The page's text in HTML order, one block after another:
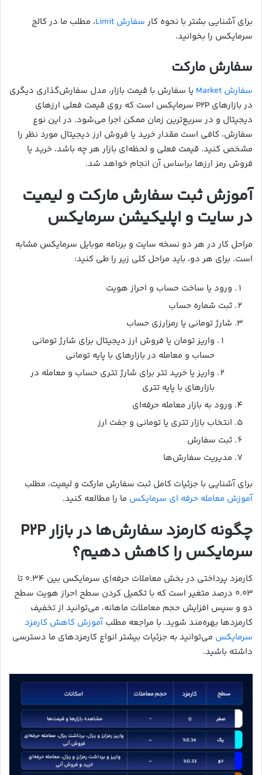
برای آشنایی بشتر با نحوه کار سفارش Limit
، مطلب ما در کالج
سرمایکس را بخوانید.
سفارش مارکت
سفارش Market
یا سفارش با قیمت بازار، مدل سفارش‌گذاری دیگری
در بازارهای P2P سرمایکس است که روی قیمت فعلی ارزهای
دیجیتال و در سریع‌ترین زمان ممکن اجرا می‌شود. در این نوع
سفارش، کافی است مقدار خرید یا فروش ارز دیجیتال مورد نظر را
مشخص کنید. قیمت فعلی و لحظه‌ای بازار هر چه باشد، خرید یا
فروش رمز ارزها براساس آن انجام خواهد شد.
آموزش ثبت سفارش مارکت و لیمیت
در سایت و اپلیکیشن سرمایکس
مراحل کار در هر دو نسخه سایت و برنامه موبایل سرمایکس مشابه
است. برای هر دو، باید مراحل کلی زیر را طی کنید:
ورود یا ساخت حساب و احراز هویت
ثبت شماره حساب
شارژ تومانی یا رمزارزی حساب
واریز تومان یا فروش ارز دیجیتال برای شارژ تومانی
حساب و معامله در بازارهای با پایه تومانی
واریز یا خرید تتر برای شارژ تتری حساب و معامله در
بازارهای با پایه تتری
ورود به بازار معامله حرفه‌ای
انتخاب بازار تتری یا تومانی و جفت ارز
ثبت سفارش
مدیریت سفارش‌ها
برای آشنایی با جزئیات کامل ثبت سفارش مارکت و لیمیت، مطلب
آموزش معامله حرفه ای سرمایکس ما را مطالعه کنید.
چگونه کارمزد سفارش‌ها در بازار P2P
سرمایکس را کاهش دهیم؟
کارمزد پرداختی در بخش معاملات حرفه‌ای سرمایکس بین ۰.۳۴ تا
۰.۰۳ درصد متغیر است که با تکمیل کردن سطح احراز هویت سطح
دو و سپس افزایش حجم معاملات ماهانه، می‌توانید از تخفیف
کارمزدها بهره‌مند شوید. با مراجعه مطلبآموزش کاهش کارمزد
سرمایکس می‌توانید به جزئیات بیشتر انواع کارمزدهای ما دسترسی
داشته باشید.